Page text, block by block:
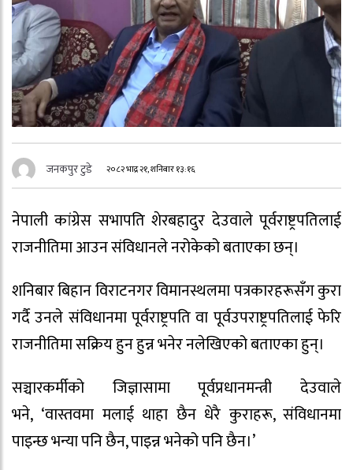
जनकपुर टुडे २०८२ भाद्र २१, शनिबार १३:१६
नेपाली कांग्रेस सभापति शेरबहादुर देउवाले पूर्वराष्ट्रपतिलाई
राजनीतिमा आउन संविधानले नरोकेको बताएका छन्।
शनिबार बिहान विराटनगर विमानस्थलमा पत्रकारहरूसँग कुरा
गर्दै उनले संविधानमा पूर्वराष्ट्रपति वा पूर्वउपराष्ट्रपतिलाई फेरि
राजनीतिमा सक्रिय हुन हुन्न भनेर नलेखिएको बताएका हुन्।
सञ्चारकर्मीको जिज्ञासामा पूर्वप्रधानमन्त्री देउवाले
भने, ‘वास्तवमा मलाई थाहा छैन धेरै कुराहरू, संविधानमा
पाइन्छ भन्या पनि छैन, पाइन्न भनेको पनि छैन।’